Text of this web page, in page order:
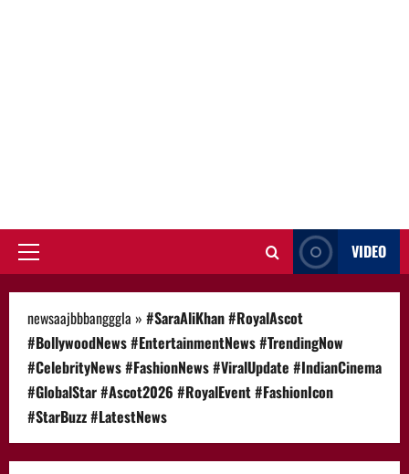
Primary
VIDEO
newsaajbbbangggla » #SaraAliKhan #RoyalAscot
#BollywoodNews #EntertainmentNews #TrendingNow
#CelebrityNews #FashionNews #ViralUpdate #IndianCinema
#GlobalStar #Ascot2026 #RoyalEvent #FashionIcon
#StarBuzz #LatestNews